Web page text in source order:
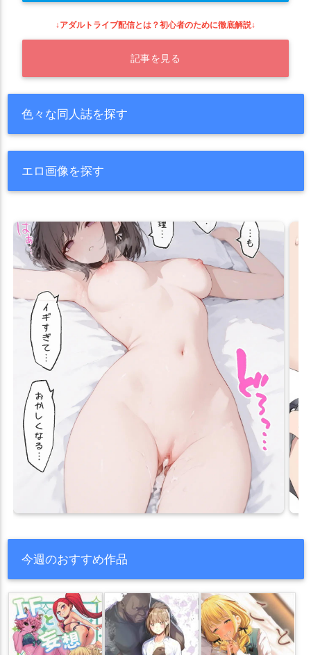
↓アダルトライブ配信とは？初心者のために徹底解説↓
記事を見る
色々な同人誌を探す
エロ画像を探す
今週のおすすめ作品